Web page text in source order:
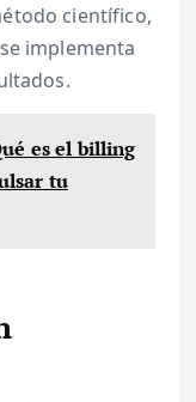
científico,
implementa
es el billing
tu